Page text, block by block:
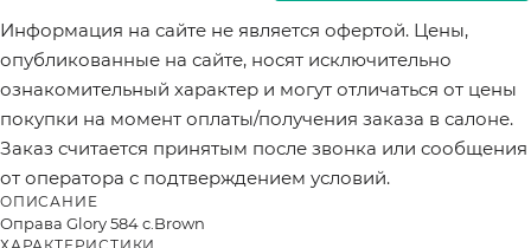
Информация на сайте не является офертой. Цены,
опубликованные на сайте, носят исключительно
ознакомительный характер и могут отличаться от цены
покупки на момент оплаты/получения заказа в салоне.
Заказ считается принятым после звонка или сообщения
от оператора с подтверждением условий.
ОПИСАНИЕ
Оправа Glory 584 c.Brown